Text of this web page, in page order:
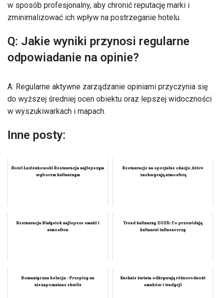
w sposób profesjonalny, aby chronić reputację marki i
zminimalizować ich wpływ na postrzeganie hotelu.
Q: Jakie wyniki przynosi regularne
odpowiadanie na opinie?
A: Regularne aktywne zarządzanie opiniami przyczynia się
do wyższej średniej ocen obiektu oraz lepszej widoczności
w wyszukiwarkach i mapach.
Inne posty:
Hotel Łazienkowski Restauracja najlepszym
wyborem kulinarnym
Restauracje na specjalne okazje, które
zachwycają atmosferą
Restauracja Białystok najlepsze smaki i
atmosfera
Trend kulinarny 2025: Co przewidują
kulinarni influencerzy
Romantyczna kolacja - Przepisy na
niezapomniane chwile
Kuchnie świata odkrywają różnorodność
smaków i tradycji